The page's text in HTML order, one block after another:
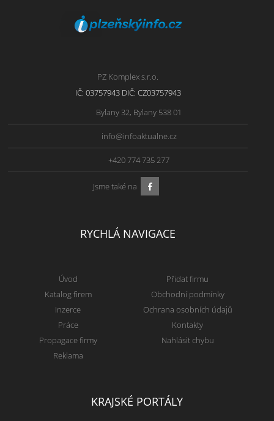
PZ Komplex s.r.o.
IČ: 03757943 DIČ: CZ03757943
Bylany 32, Bylany 538 01
info@infoaktualne.cz
+420 774 735 277
Jsme také na
RYCHLÁ NAVIGACE
Úvod
Katalog firem
Inzerce
Práce
Propagace firmy
Reklama
Přidat firmu
Obchodní podmínky
Ochrana osobních údajů
Kontakty
Nahlásit chybu
KRAJSKÉ PORTÁLY